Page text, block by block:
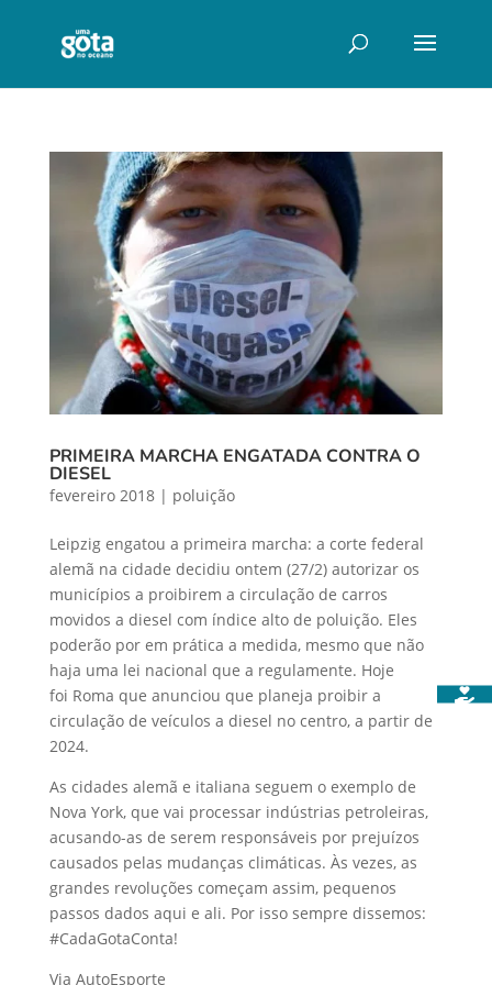
PRIMEIRA MARCHA ENGATADA CONTRA O
DIESEL
fevereiro 2018| poluição
Leipzig engatou a primeira marcha: a corte federal
alemã na cidade decidiu ontem (27/2) autorizar os
municípios a proibirem a circulação de carros
movidos a diesel com índice alto de poluição. Eles
poderão por em prática a medida, mesmo que não
haja uma lei nacional que a regulamente. Hoje
foi Roma que anunciou que planeja proibir a
circulação de veículos a diesel no centro, a partir de
2024.
As cidades alemã e italiana seguem o exemplo de
Nova York, que vai processar indústrias petroleiras,
acusando-as de serem responsáveis por prejuízos
causados pelas mudanças climáticas. Às vezes, as
grandes revoluções começam assim, pequenos
passos dados aqui e ali. Por isso sempre dissemos:
#CadaGotaConta!
Via AutoEsporte